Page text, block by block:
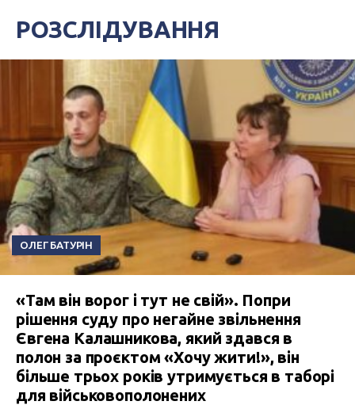
РОЗСЛІДУВАННЯ
ОЛЕГ БАТУРІН
«Там він ворог і тут не свій». Попри
рішення суду про негайне звільнення
Євгена Калашникова, який здався в
полон за проєктом «Хочу жити!», він
більше трьох років утримується в таборі
для військовополонених